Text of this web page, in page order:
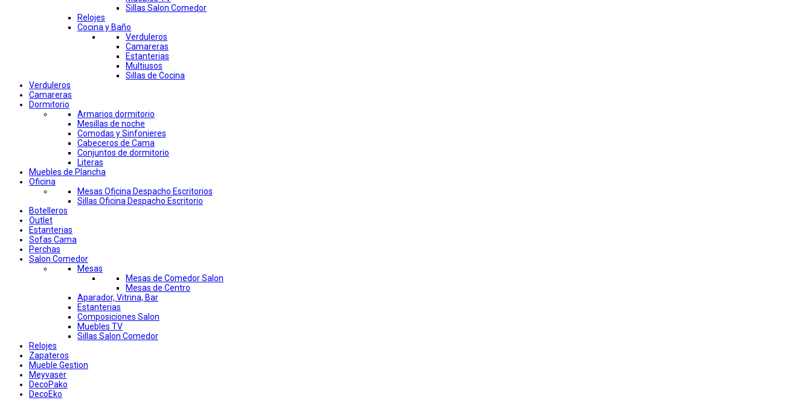
Sillas Salon Comedor
Relojes
Cocina y Baño
Verduleros
Camareras
Estanterias
Multiusos
Sillas de Cocina
Verduleros
Camareras
Dormitorio
Armarios dormitorio
Mesillas de noche
Comodas y Sinfonieres
Cabeceros de Cama
Conjuntos de dormitorio
Literas
Muebles de Plancha
Oficina
Mesas Oficina Despacho Escritorios
Sillas Oficina Despacho Escritorio
Botelleros
Outlet
Estanterias
Sofas Cama
Perchas
Salon Comedor
Mesas
Mesas de Comedor Salon
Mesas de Centro
Aparador, Vitrina, Bar
Estanterias
Composiciones Salon
Muebles TV
Sillas Salon Comedor
Relojes
Zapateros
Mueble Gestion
Meyvaser
DecoPako
DecoEko